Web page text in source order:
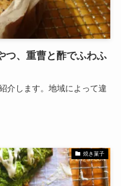
つ、重曹と酢でふわふ
介します。地域によって違
焼き菓子